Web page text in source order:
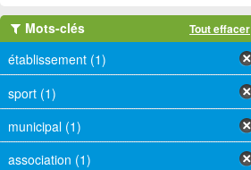
Mots-clés Tout effacer
établissement (1)
sport (1)
municipal (1)
association (1)